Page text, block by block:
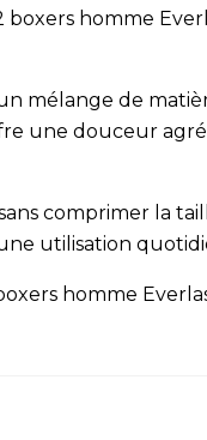
homme
mélange de
une douceur
comprimer la
utilisation
homme